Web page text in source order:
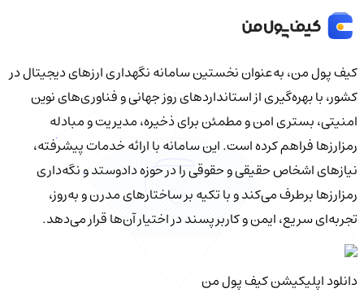
کیف‌ پول من، به‌عنوان نخستین سامانه نگهداری ارزهای دیجیتال در
کشور، با بهره‌گیری از استانداردهای روز جهانی و فناوری‌های نوین
امنیتی، بستری امن و مطمئن برای ذخیره، مدیریت و مبادله
رمزارزها فراهم کرده است. این سامانه با ارائه خدمات پیشرفته،
نیازهای اشخاص حقیقی و حقوقی را در حوزه دادوستد و نگه‌داری
رمزارزها برطرف می‌کند و با تکیه بر ساختارهای مدرن و به‌روز،
تجربه‌ای سریع، ایمن و کاربرپسند در اختیار آن‌ها قرار می‌دهد.
دانلود اپلیکیشن کیف‌ پول من